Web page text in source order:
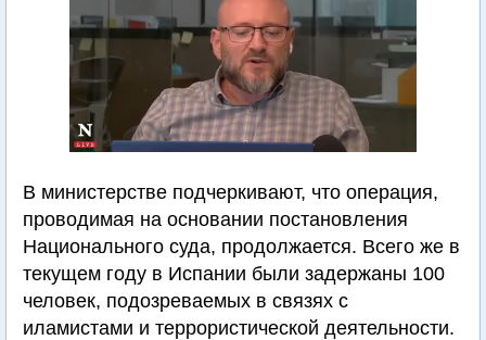
В министерстве подчеркивают, что операция,
проводимая на основании постановления
Национального суда, продолжается. Всего же в
текущем году в Испании были задержаны 100
человек, подозреваемых в связях с
иламистами и террористической деятельности.